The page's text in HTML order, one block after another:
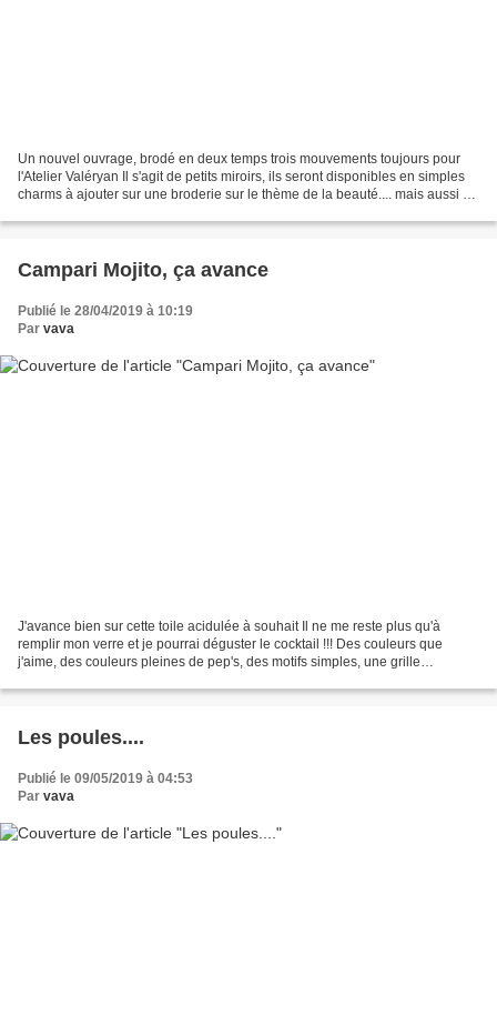
Un nouvel ouvrage, brodé en deux temps trois mouvements toujours pour
l'Atelier Valéryan Il s'agit de petits miroirs, ils seront disponibles en simples
charms à ajouter sur une broderie sur le thème de la beauté.... mais aussi en
Campari Mojito, ça avance
Publié le 28/04/2019 à 10:19
Par vava
J'avance bien sur cette toile acidulée à souhait Il ne me reste plus qu'à
remplir mon verre et je pourrai déguster le cocktail !!! Des couleurs que
j'aime, des couleurs pleines de pep's, des motifs simples, une grille
Les poules....
Publié le 09/05/2019 à 04:53
Par vava